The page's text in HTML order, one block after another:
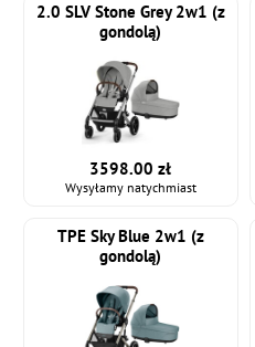
2.0 SLV Stone Grey 2w1 (z
gondolą)
3598.00 zł
Wysyłamy natychmiast
TPE Sky Blue 2w1 (z
gondolą)